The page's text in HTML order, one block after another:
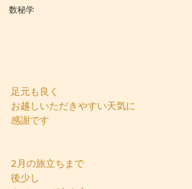
数秘学
足元も良く
お越しいただきやすい天気に
感謝です
2月の旅立ちまで
後少し